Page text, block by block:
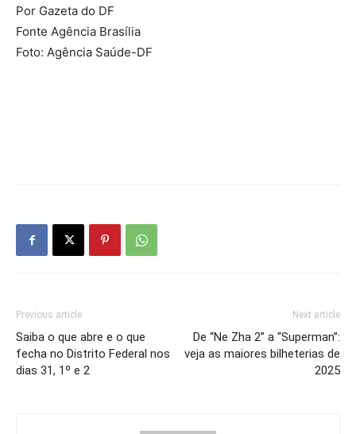
Por Gazeta do DF
Fonte Agência Brasília
Foto: Agência Saúde-DF
Previous article
Saiba o que abre e o que
fecha no Distrito Federal nos
dias 31, 1º e 2
Next article
De “Ne Zha 2” a “Superman”:
veja as maiores bilheterias de
2025